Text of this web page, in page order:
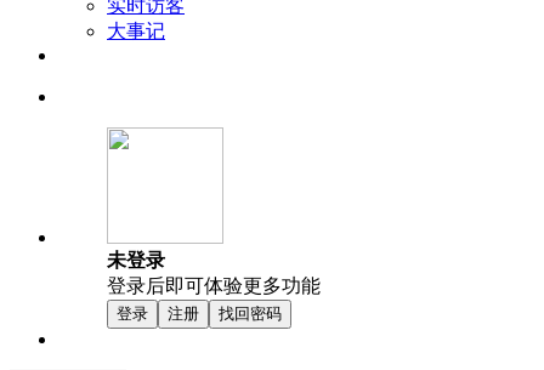
实时访客
大事记
未登录
登录后即可体验更多功能
登录 注册 找回密码